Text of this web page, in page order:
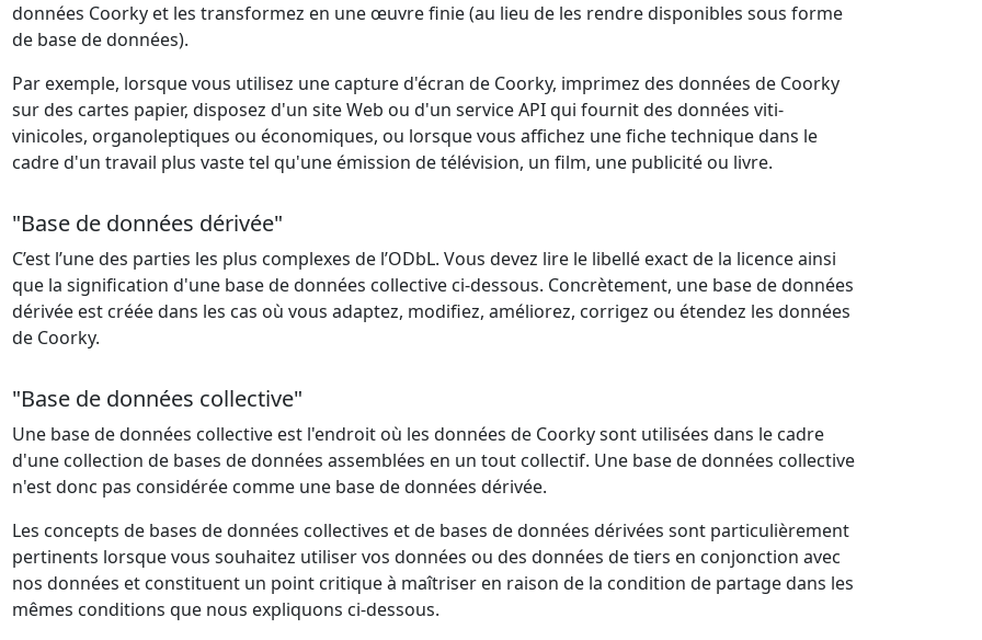
données Coorky et les transformez en une œuvre finie (au lieu de les rendre disponibles sous forme
de base de données).
Par exemple, lorsque vous utilisez une capture d'écran de Coorky, imprimez des données de Coorky
sur des cartes papier, disposez d'un site Web ou d'un service API qui fournit des données viti-
vinicoles, organoleptiques ou économiques, ou lorsque vous affichez une fiche technique dans le
cadre d'un travail plus vaste tel qu'une émission de télévision, un film, une publicité ou livre.
"Base de données dérivée"
C’est l’une des parties les plus complexes de l’ODbL. Vous devez lire le libellé exact de la licence ainsi
que la signification d'une base de données collective ci-dessous. Concrètement, une base de données
dérivée est créée dans les cas où vous adaptez, modifiez, améliorez, corrigez ou étendez les données
de Coorky.
"Base de données collective"
Une base de données collective est l'endroit où les données de Coorky sont utilisées dans le cadre
d'une collection de bases de données assemblées en un tout collectif. Une base de données collective
n'est donc pas considérée comme une base de données dérivée.
Les concepts de bases de données collectives et de bases de données dérivées sont particulièrement
pertinents lorsque vous souhaitez utiliser vos données ou des données de tiers en conjonction avec
nos données et constituent un point critique à maîtriser en raison de la condition de partage dans les
mêmes conditions que nous expliquons ci-dessous.